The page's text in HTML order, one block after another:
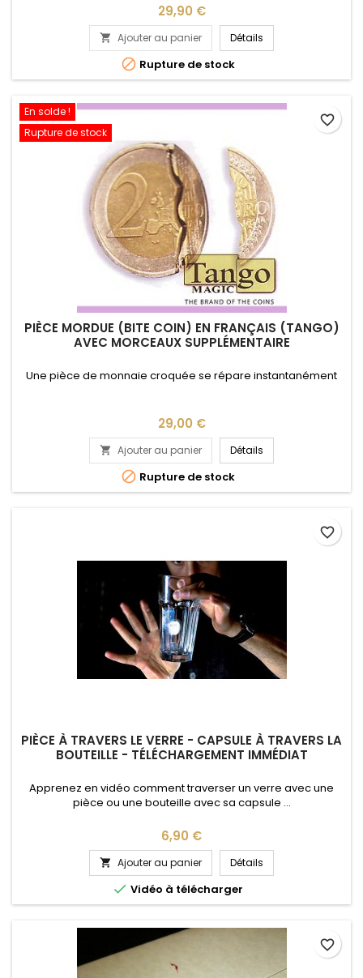
Prix
29,90 €
 Ajouter au panier Détails
 Rupture de stock
En solde !
Rupture de stock
PIÈCE MORDUE (BITE COIN) EN FRANÇAIS (TANGO)
AVEC MORCEAUX SUPPLÉMENTAIRE
Une pièce de monnaie croquée se répare instantanément
Prix
29,00 €
 Ajouter au panier Détails
 Rupture de stock
favorite_border
PIÈCE À TRAVERS LE VERRE - CAPSULE À TRAVERS LA
BOUTEILLE - TÉLÉCHARGEMENT IMMÉDIAT
Apprenez en vidéo comment traverser un verre avec une
pièce ou une bouteille avec sa capsule ...
Prix
6,90 €
 Ajouter au panier Détails
 Vidéo à télécharger
favorite_border
favorite_border